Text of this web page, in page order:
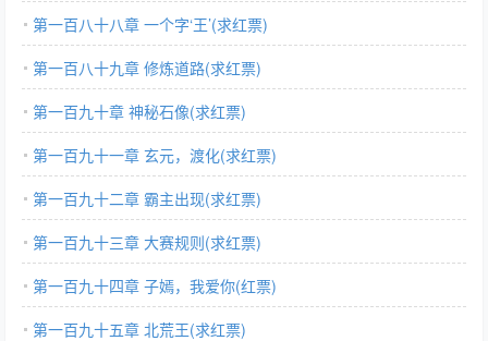
第一百八十八章 一个字‘王’(求红票)
第一百八十九章 修炼道路(求红票)
第一百九十章 神秘石像(求红票)
第一百九十一章 玄元，渡化(求红票)
第一百九十二章 霸主出现(求红票)
第一百九十三章 大赛规则(求红票)
第一百九十四章 子嫣，我爱你(红票)
第一百九十五章 北荒王(求红票)